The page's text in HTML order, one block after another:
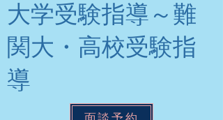
大学受験指導～難
関大・高校受験指
導